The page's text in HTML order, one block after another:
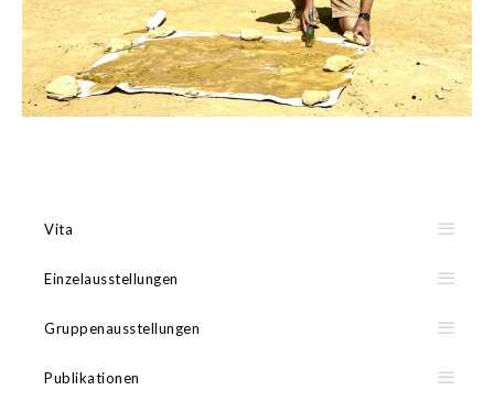
Vita
Einzelausstellungen
Gruppenausstellungen
Publikationen